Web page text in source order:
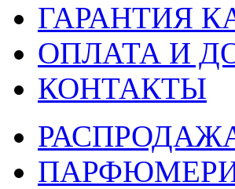
ГАРАНТИЯ
ОПЛАТА И
КОНТАКТЫ